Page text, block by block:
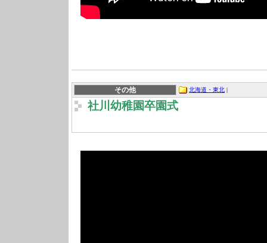
その他 北海道・東北 |
社川幼稚園卒園式